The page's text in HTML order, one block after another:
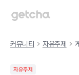
커뮤니티 자유주제
자유주제